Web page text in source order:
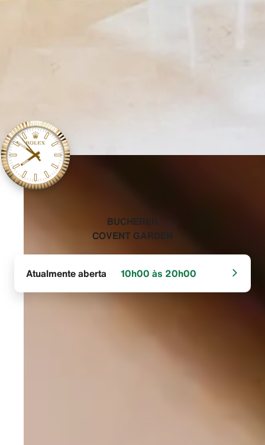
‭BUCHERER
COVENT GARDEN‬
Atualmente aberta 10h00 às 20h00